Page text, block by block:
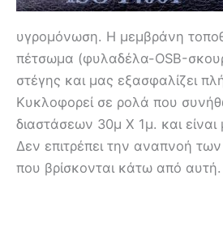
υγρομόνωση. Η μεμβράνη
πέτσωμα (φυλαδέλα-OSB-
στέγης και μας εξασφαλίζει
Κυκλοφορεί σε ρολά που
διαστάσεων 30μ Χ 1μ. και
Δεν επιτρέπει την αναπνοή
που βρίσκονται κάτω από αυτή.